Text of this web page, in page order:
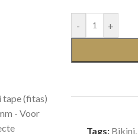
- +
Tags: Bikini,